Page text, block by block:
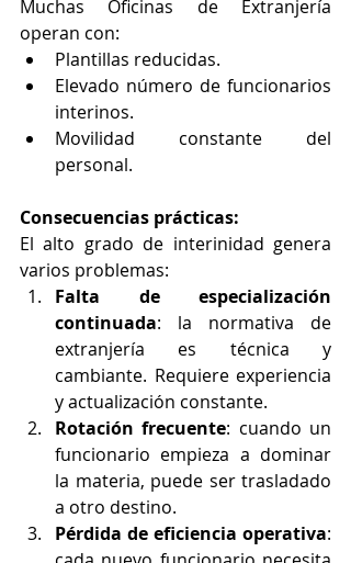
Muchas Oficinas de Extranjería
operan con:
Plantillas reducidas.
Elevado número de funcionarios
interinos.
Movilidad constante del
personal.
Consecuencias prácticas:
El alto grado de interinidad genera
varios problemas:
Falta de especialización
continuada: la normativa de
extranjería es técnica y
cambiante. Requiere experiencia
y actualización constante.
Rotación frecuente: cuando un
funcionario empieza a dominar
la materia, puede ser trasladado
a otro destino.
Pérdida de eficiencia operativa: